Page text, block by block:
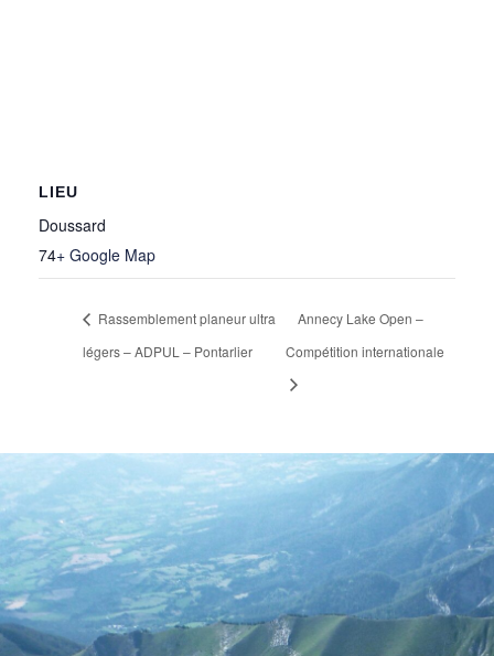
LIEU
Doussard
74+ Google Map
Rassemblement planeur ultra
légers – ADPUL – Pontarlier
Annecy Lake Open –
Compétition internationale